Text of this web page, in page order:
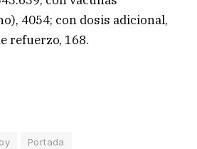
4054; con dosis adicional,
refuerzo, 168.
Portada